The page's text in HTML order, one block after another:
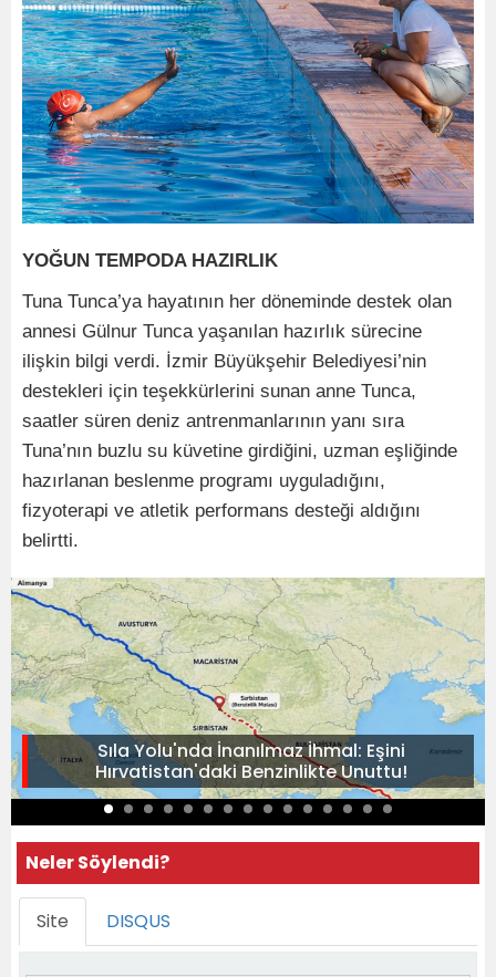
YOĞUN TEMPODA HAZIRLIK
Tuna Tunca’ya hayatının her döneminde destek olan
annesi Gülnur Tunca yaşanılan hazırlık sürecine
ilişkin bilgi verdi. İzmir Büyükşehir Belediyesi’nin
destekleri için teşekkürlerini sunan anne Tunca,
saatler süren deniz antrenmanlarının yanı sıra
Tuna’nın buzlu su küvetine girdiğini, uzman eşliğinde
hazırlanan beslenme programı uyguladığını,
fizyoterapi ve atletik performans desteği aldığını
belirtti.
Sıla Yolu'nda İnanılmaz İhmal: Eşini
Hırvatistan'daki Benzinlikte Unuttu!
Neler Söylendi?
Site DISQUS